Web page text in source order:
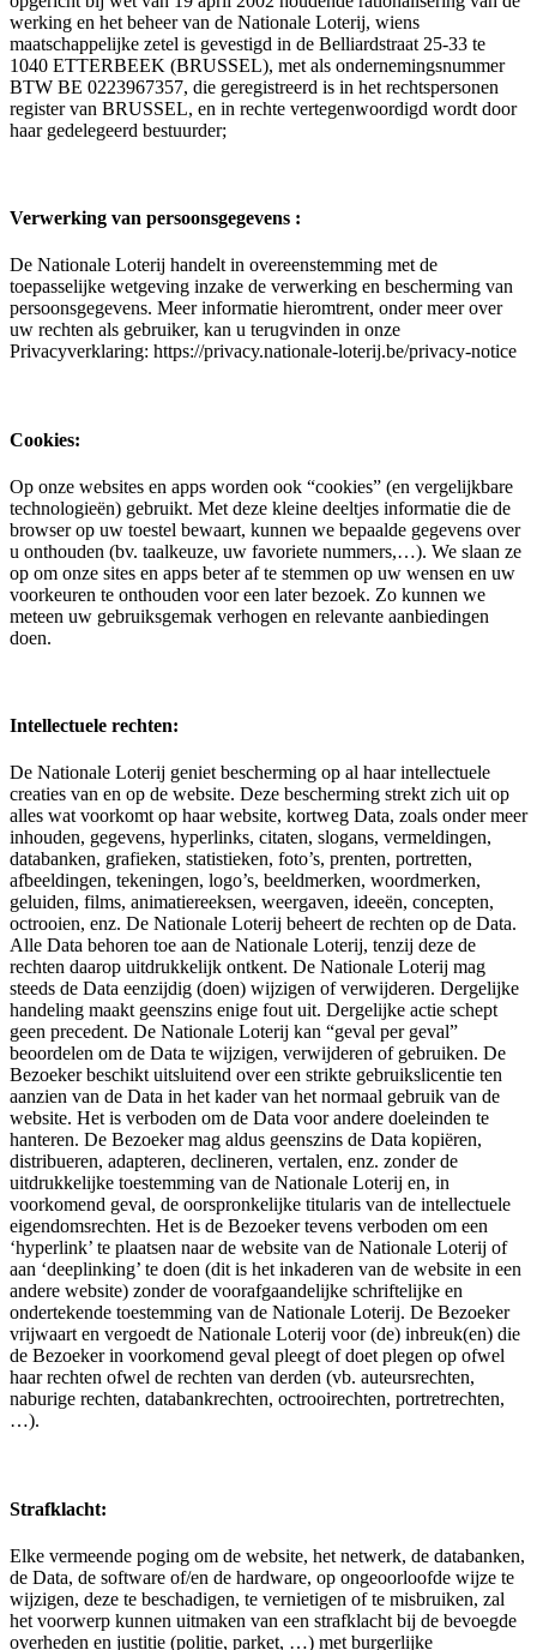
werking en het beheer van de Nationale Loterij, wiens
maatschappelijke zetel is gevestigd in de Belliardstraat 25-33 te
1040 ETTERBEEK (BRUSSEL), met als ondernemingsnummer
BTW BE 0223967357, die geregistreerd is in het rechtspersonen
register van BRUSSEL, en in rechte vertegenwoordigd wordt door
haar gedelegeerd bestuurder;
Verwerking van persoonsgegevens :
De Nationale Loterij handelt in overeenstemming met de
toepasselijke wetgeving inzake de verwerking en bescherming van
persoonsgegevens. Meer informatie hieromtrent, onder meer over
uw rechten als gebruiker, kan u terugvinden in onze
Privacyverklaring: https://privacy.nationale-loterij.be/privacy-notice
Cookies:
Op onze websites en apps worden ook “cookies” (en vergelijkbare
technologieën) gebruikt. Met deze kleine deeltjes informatie die de
browser op uw toestel bewaart, kunnen we bepaalde gegevens over
u onthouden (bv. taalkeuze, uw favoriete nummers,…). We slaan ze
op om onze sites en apps beter af te stemmen op uw wensen en uw
voorkeuren te onthouden voor een later bezoek. Zo kunnen we
meteen uw gebruiksgemak verhogen en relevante aanbiedingen
doen.
Intellectuele rechten:
De Nationale Loterij geniet bescherming op al haar intellectuele
creaties van en op de website. Deze bescherming strekt zich uit op
alles wat voorkomt op haar website, kortweg Data, zoals onder meer
inhouden, gegevens, hyperlinks, citaten, slogans, vermeldingen,
databanken, grafieken, statistieken, foto’s, prenten, portretten,
afbeeldingen, tekeningen, logo’s, beeldmerken, woordmerken,
geluiden, films, animatiereeksen, weergaven, ideeën, concepten,
octrooien, enz. De Nationale Loterij beheert de rechten op de Data.
Alle Data behoren toe aan de Nationale Loterij, tenzij deze de
rechten daarop uitdrukkelijk ontkent. De Nationale Loterij mag
steeds de Data eenzijdig (doen) wijzigen of verwijderen. Dergelijke
handeling maakt geenszins enige fout uit. Dergelijke actie schept
geen precedent. De Nationale Loterij kan “geval per geval”
beoordelen om de Data te wijzigen, verwijderen of gebruiken. De
Bezoeker beschikt uitsluitend over een strikte gebruikslicentie ten
aanzien van de Data in het kader van het normaal gebruik van de
website. Het is verboden om de Data voor andere doeleinden te
hanteren. De Bezoeker mag aldus geenszins de Data kopiëren,
distribueren, adapteren, declineren, vertalen, enz. zonder de
uitdrukkelijke toestemming van de Nationale Loterij en, in
voorkomend geval, de oorspronkelijke titularis van de intellectuele
eigendomsrechten. Het is de Bezoeker tevens verboden om een
‘hyperlink’ te plaatsen naar de website van de Nationale Loterij of
aan ‘deeplinking’ te doen (dit is het inkaderen van de website in een
andere website) zonder de voorafgaandelijke schriftelijke en
ondertekende toestemming van de Nationale Loterij. De Bezoeker
vrijwaart en vergoedt de Nationale Loterij voor (de) inbreuk(en) die
de Bezoeker in voorkomend geval pleegt of doet plegen op ofwel
haar rechten ofwel de rechten van derden (vb. auteursrechten,
naburige rechten, databankrechten, octrooirechten, portretrechten,
…).
Strafklacht:
Elke vermeende poging om de website, het netwerk, de databanken,
de Data, de software of/en de hardware, op ongeoorloofde wijze te
wijzigen, deze te beschadigen, te vernietigen of te misbruiken, zal
het voorwerp kunnen uitmaken van een strafklacht bij de bevoegde
overheden en justitie (politie, parket, …) met burgerlijke